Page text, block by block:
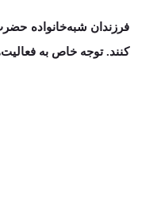
فرزندان شبه­‌خانواده
کنند. توجه خاص به